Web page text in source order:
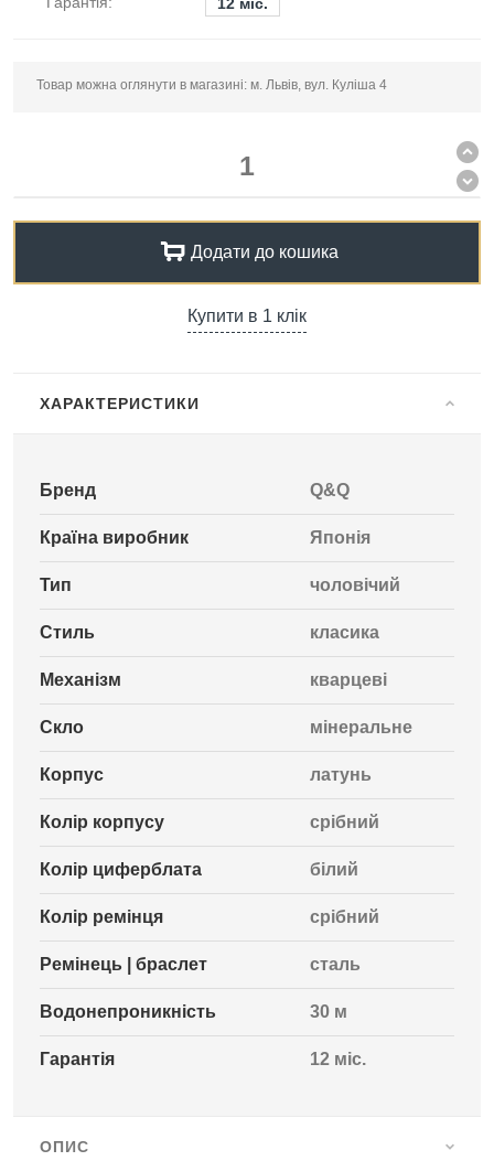
Товар можна оглянути в магазині: м. Львів, вул. Куліша 4
Додати до кошика
Купити в 1 клік
ХАРАКТЕРИСТИКИ
Бренд Q&Q
Країна виробник Японія
Тип чоловічий
Стиль класика
Механізм кварцеві
Скло мінеральне
Корпус латунь
Колір корпусу срібний
Колір циферблата білий
Колір ремінця срібний
Ремінець | браслет сталь
Водонепроникність 30 м
Гарантія 12 міс.
ОПИС